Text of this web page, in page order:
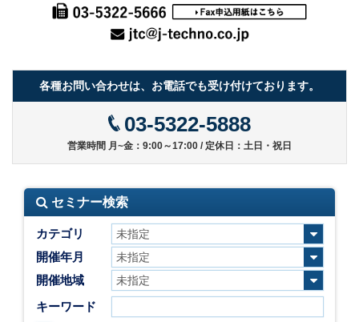
各種お問い合わせは、お電話でも受け付けております。
03-5322-5888
営業時間 月~金：9:00～17:00 / 定休日：土日・祝日
セミナー検索
カテゴリ
開催年月
開催地域
キーワード